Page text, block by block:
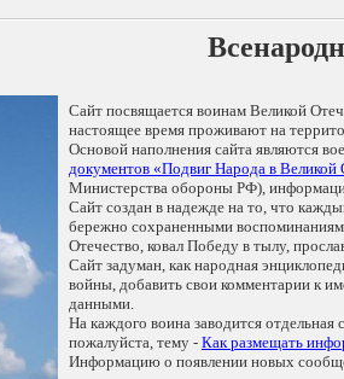
Сайт посвящается воинам Великой
настоящее время проживают на
Основой наполнения сайта являются
документов «Подвиг Народа в Великой
Министерства обороны РФ),
Сайт создан в надежде на то, что
бережно сохраненными
Отечество, ковал Победу в тылу,
Сайт задуман, как народная
войны, добавить свои комментарии к
данными.
На каждого воина заводится
пожалуйста, тему - Как размещать
Информацию о появлении новых